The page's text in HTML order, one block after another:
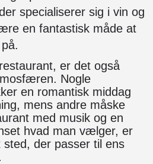
specialiserer sig i vin og
en fantastisk måde at
er det også
Nogle
en romantisk middag
mens andre måske
med musik og en
hvad man vælger, er
der passer til ens